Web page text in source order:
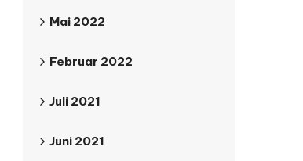
Mai 2022
Februar 2022
Juli 2021
Juni 2021